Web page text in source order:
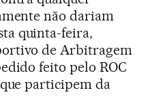
não dariam
quinta-feira,
de Arbitragem
feito pelo ROC
participem da